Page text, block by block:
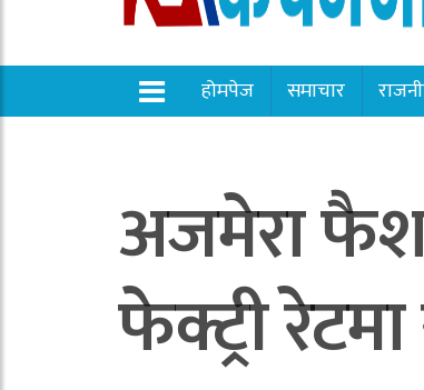
होमपेज समाचार
अजमेरा
फेक्ट्री